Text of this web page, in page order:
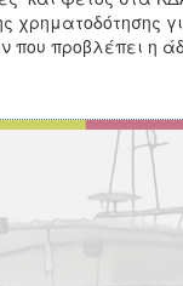
χρηματοδότησης
που προβλέπει η